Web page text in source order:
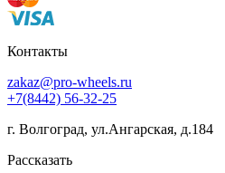
Контакты
zakaz@pro-wheels.ru
+7(8442) 56-32-25
г. Волгоград, ул.Ангарская, д.184
Рассказать